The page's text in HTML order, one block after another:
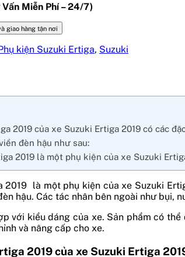
Vấn Miễn Phí – 24/7)
giao hàng tận nơi
kiện Suzuki Ertiga, Suzuki
2019 của xe Suzuki Ertiga 2019 có các
đèn hậu như sau:
2019 là một phụ kiện của xe Suzuki
2019 là một phụ kiện của xe Suzuki
hậu. Các tác nhân bên ngoài như bụi,
với kiểu dáng của xe. Sản phẩm có
và nâng cấp cho xe.
2019 của xe Suzuki Ertiga